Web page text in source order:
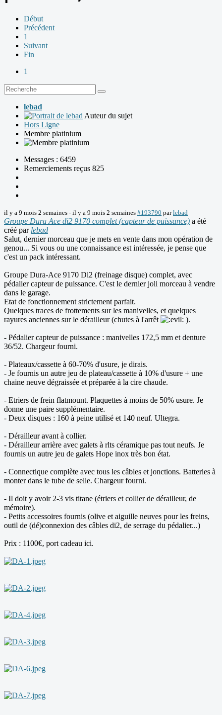
Début
Précédent
1
Suivant
Fin
1
lebad
Auteur du sujet
Hors Ligne
Membre platinium
Messages : 6459
Remerciements reçus 825
il y a 9 mois 2 semaines - il y a 9 mois 2 semaines #193790 parlebad
Groupe Dura Ace di2 9170 complet (capteur de puissance) a été
créé par lebad
Salut, dernier morceau que je mets en vente dans mon opération de
genou... Si vous ou une connaissance est intéressée, je pense que
c'est un pack intéressant.
Groupe Dura-Ace 9170 Di2 (freinage disque) complet, avec
pédalier capteur de puissance. C'est le dernier joli morceau à vendre
dans le garage.
Etat de fonctionnement strictement parfait.
Quelques traces de frottements sur les manivelles, et quelques
rayures anciennes sur le dérailleur (chutes à l'arrêt
).
- Pédalier capteur de puissance : manivelles 172,5 mm et denture
36/52. Chargeur fourni.
- Plateaux/cassette à 60-70% d'usure, je dirais.
- Je fournis un autre jeu de plateau/cassette à 10% d'usure + une
chaine neuve dégraissée et préparée à la cire chaude.
- Etriers de frein flatmount. Plaquettes à moins de 50% usure. Je
donne une paire supplémentaire.
- Deux disques : 160 à peine utilisé et 140 neuf. Ultegra.
- Dérailleur avant à collier.
- Dérailleur arrière avec galets à rlts céramique pas tout neufs. Je
fournis un autre jeu de galets Hope inox très bon état.
- Connectique complète avec tous les câbles et jonctions. Batteries à
monter dans le tube de selle. Chargeur fourni.
- Il doit y avoir 2-3 vis titane (étriers et collier de dérailleur, de
mémoire).
- Petits accessoires fournis (olive et aiguille neuves pour les freins,
outil de (dé)connexion des câbles di2, de serrage du pédalier...)
Prix : 1100€, port cadeau ici.